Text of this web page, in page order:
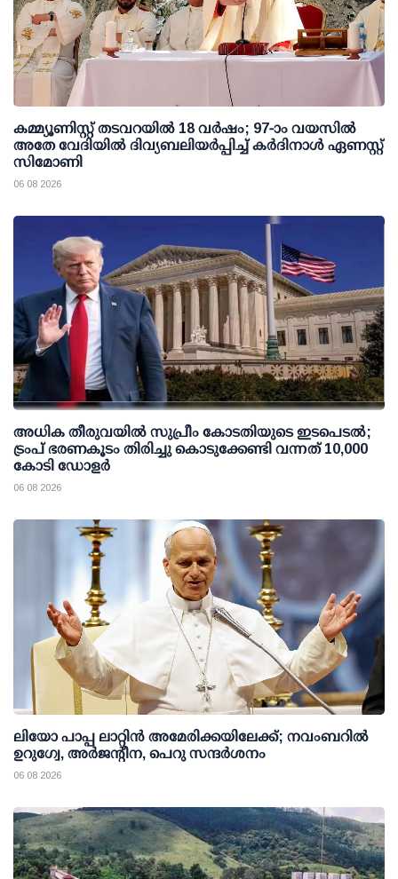
കമ്മ്യൂണിസ്റ്റ് തടവറയില്‍ 18 വര്‍ഷം; 97-ാം വയസില്‍
അതേ വേദിയില്‍ ദിവ്യബലിയര്‍പ്പിച്ച് കര്‍ദിനാള്‍ ഏണസ്റ്റ്
സിമോണി
06 08 2026
അധിക തീരുവയില്‍ സുപ്രീം കോടതിയുടെ ഇടപെടല്‍;
ട്രംപ് ഭരണകൂടം തിരിച്ചു കൊടുക്കേണ്ടി വന്നത് 10,000
കോടി ഡോളര്‍
06 08 2026
ലിയോ പാപ്പ ലാറ്റിൻ അമേരിക്കയിലേക്ക്; നവംബറിൽ
ഉറുഗ്വേ, അർജന്റീന, പെറു സന്ദർശനം
06 08 2026